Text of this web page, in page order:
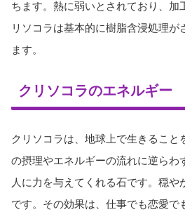
ちます。熱に弱いとされており、加
リソコラは基本的に樹脂含浸処理が
ます。
クリソコラのエネルギー
クリソコラは、地球上で生きること
の摂理やエネルギーの流れに逆らわ
人に力を与えてくれる石です。穏や
です。その効果は、仕事でも恋愛で